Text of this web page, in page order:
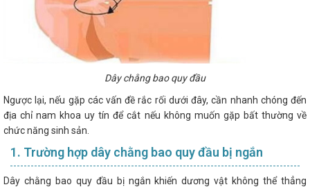
Dây chằng bao quy đầu
Ngược lại, nếu gặp các vấn đề rắc rối dưới đây, cần nhanh chóng đến
địa chỉ nam khoa uy tín để cắt nếu không muốn gặp bất thường về
chức năng sinh sản.
1. Trường hợp dây chằng bao quy đầu bị ngắn
Dây chằng bao quy đầu bị ngắn khiến dương vật không thể thẳng